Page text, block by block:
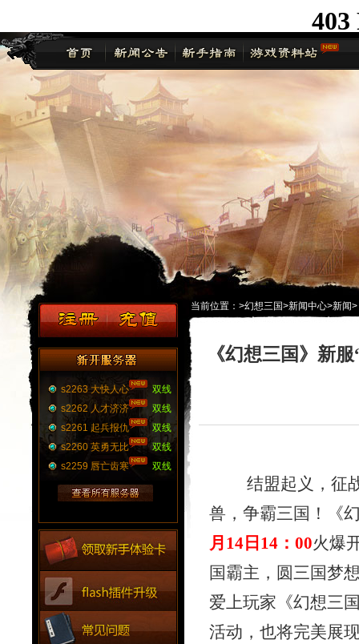
s2263 大快人心
双线
s2262 人才济济
双线
s2261 起兵报仇
双线
s2260 英勇无比
双线
s2259 唇亡齿寒
双线
当前位置： >幻想三国>新闻中心>新闻>
《幻想三国》新
结盟起义，征战
兽，争霸三国！《
月14日 14：00火爆
国霸主，圆三国梦
爱上玩家《幻想三
活动，也将完美展